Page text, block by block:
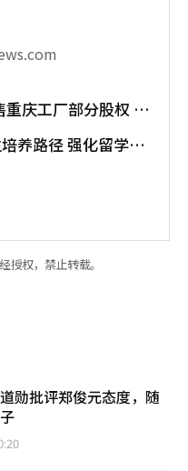
庆工厂部分股权 估
养路径 强化留学就
授权，禁止转载。
勋批评郑俊元态度，随